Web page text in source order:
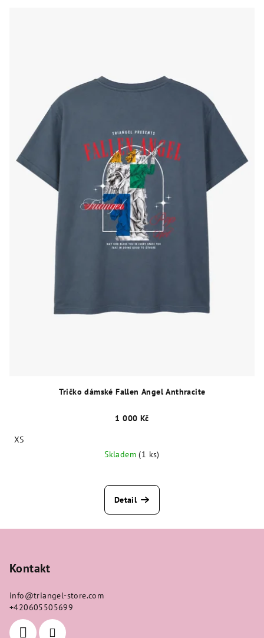
Tričko dámské Fallen Angel Anthracite
1 000 Kč
XS
Skladem(1 ks)
Detail
Kontakt
info@triangel-store.com
+420605505699